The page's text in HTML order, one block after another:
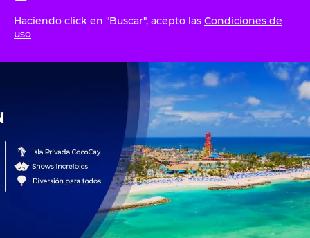
Haciendo click en "Buscar", acepto las Condiciones de
uso